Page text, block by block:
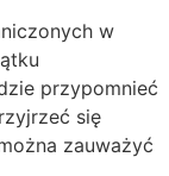
w
przypomnieć
się
zauważyć